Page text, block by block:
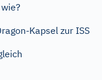
Kapsel zur ISS